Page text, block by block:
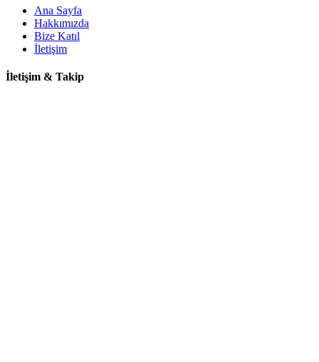
Ana Sayfa
Hakkımızda
Bize Katıl
İletişim
İletişim & Takip